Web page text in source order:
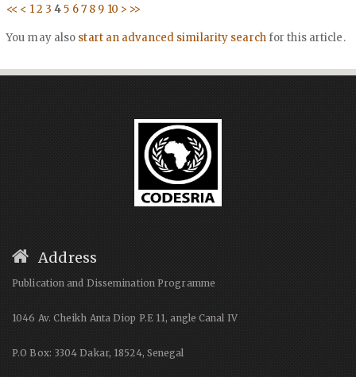
<< < 12 3 4 5 67 8 9 10 > >>
You may also start an advanced similarity searchfor this article.
Address
Publication and Dissemination Programme
1046 Av. Cheikh Anta Diop P.E 11, angle Canal IV
P.O Box: 3304 Dakar, 18524, Senegal